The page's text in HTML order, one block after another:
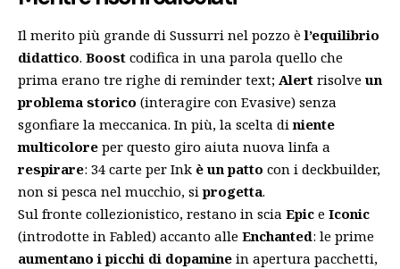
Il merito più grande di Sussurri nel pozzo èl’equilibrio
didattico. Boost codifica in una parola quello che
prima erano tre righe di reminder text; Alert risolve un
problema storico (interagire con Evasive) senza
sgonfiare la meccanica. In più, la scelta diniente
multicolore per questo giro aiuta nuova linfa a
respirare: 34 carte per Ink è un patto con i deckbuilder,
non si pesca nel mucchio, siprogetta.
Sul fronte collezionistico, restano in scia Epic e Iconic
(introdotte in Fabled) accanto alle Enchanted: le prime
aumentano i picchi di dopamine in apertura pacchetti,